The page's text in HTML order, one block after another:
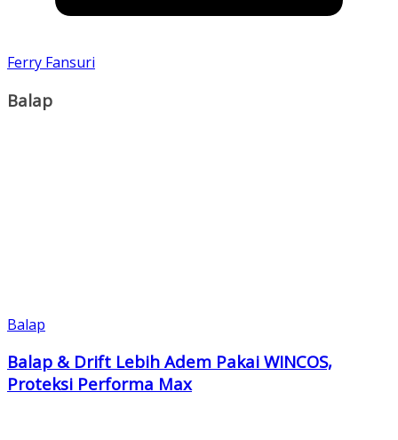
Ferry Fansuri
Balap
Balap
Balap & Drift Lebih Adem Pakai WINCOS,
Proteksi Performa Max